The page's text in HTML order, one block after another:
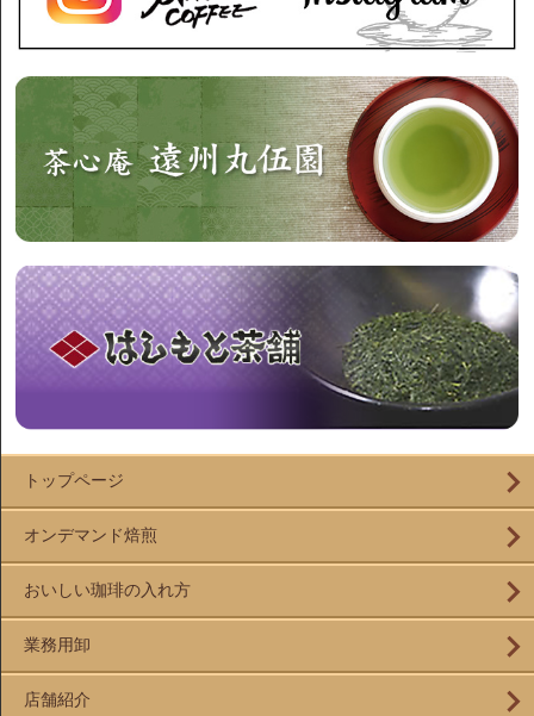
トップページ
オンデマンド焙煎
おいしい珈琲の入れ方
業務用卸
店舗紹介